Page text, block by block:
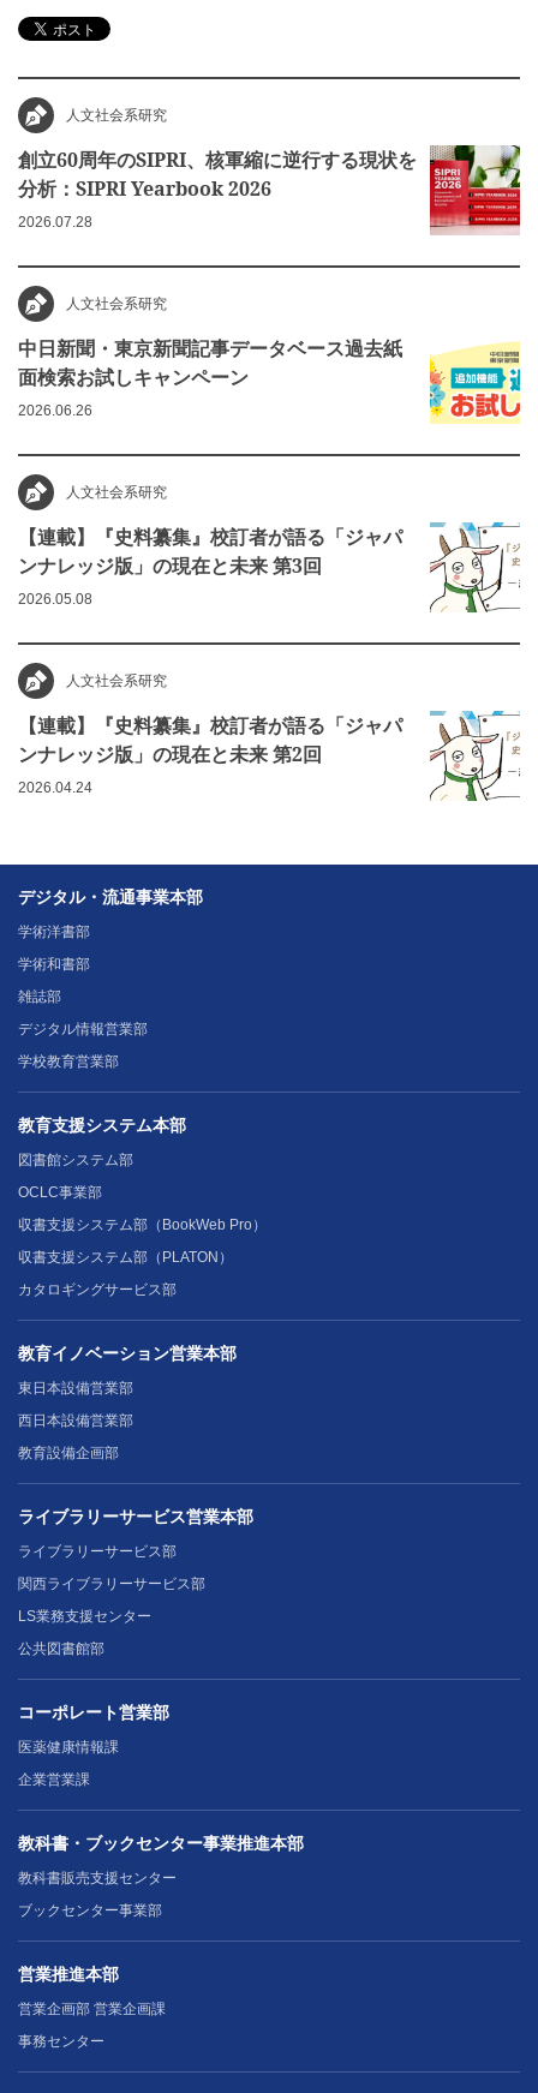
人文社会系研究
創立60周年のSIPRI、核軍縮に逆行する現状を
分析：SIPRI Yearbook 2026
2026.07.28
人文社会系研究
中日新聞・東京新聞記事データベース過去紙
面検索お試しキャンペーン
2026.06.26
人文社会系研究
【連載】『史料纂集』校訂者が語る「ジャパ
ンナレッジ版」の現在と未来 第3回
2026.05.08
人文社会系研究
【連載】『史料纂集』校訂者が語る「ジャパ
ンナレッジ版」の現在と未来 第2回
2026.04.24
デジタル・流通事業本部
学術洋書部
学術和書部
雑誌部
デジタル情報営業部
学校教育営業部
教育支援システム本部
図書館システム部
OCLC事業部
収書支援システム部（BookWeb Pro）
収書支援システム部（PLATON）
カタロギングサービス部
教育イノベーション営業本部
東日本設備営業部
西日本設備営業部
教育設備企画部
ライブラリーサービス営業本部
ライブラリーサービス部
関西ライブラリーサービス部
LS業務支援センター
公共図書館部
コーポレート営業部
医薬健康情報課
企業営業課
教科書・ブックセンター事業推進本部
教科書販売支援センター
ブックセンター事業部
営業推進本部
営業企画部 営業企画課
事務センター